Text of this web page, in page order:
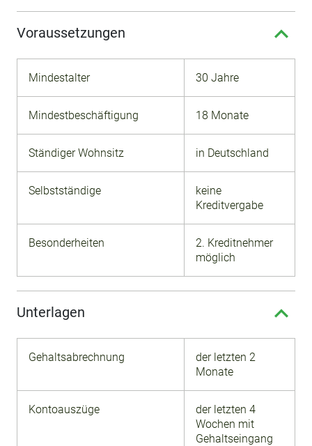
Voraussetzungen
Mindestalter 30 Jahre
Mindestbeschäftigung 18 Monate
Ständiger Wohnsitz in Deutschland
Selbstständige
keine
Kreditvergabe
Besonderheiten
2. Kreditnehmer
möglich
Unterlagen
Gehaltsabrechnung
der letzten 2
Monate
Kontoauszüge
der letzten 4
Wochen mit
Gehaltseingang